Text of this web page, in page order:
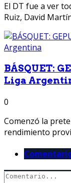
El DT fue a ver
Ruiz, David
BÁSQUET:
Liga
0
Comenzó la
rendimiento